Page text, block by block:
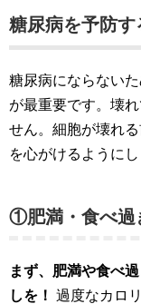
糖尿病を予防す
糖尿病にならない
が最重要です。壊
せん。細胞が壊れ
を心がけるようにし
①肥満・食べ過
まず、肥満や食べ
しを！ 過度なカロ